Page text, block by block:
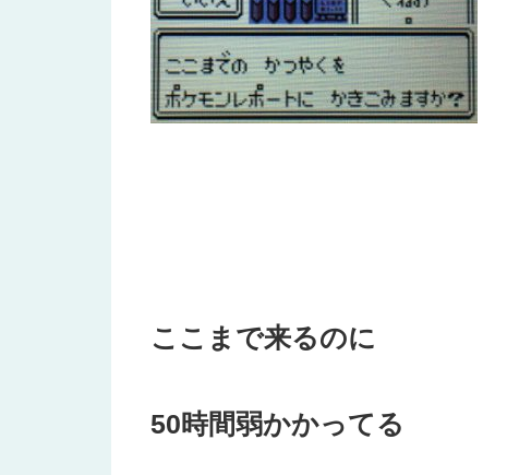
ここまで来るのに
50時間弱かかってる